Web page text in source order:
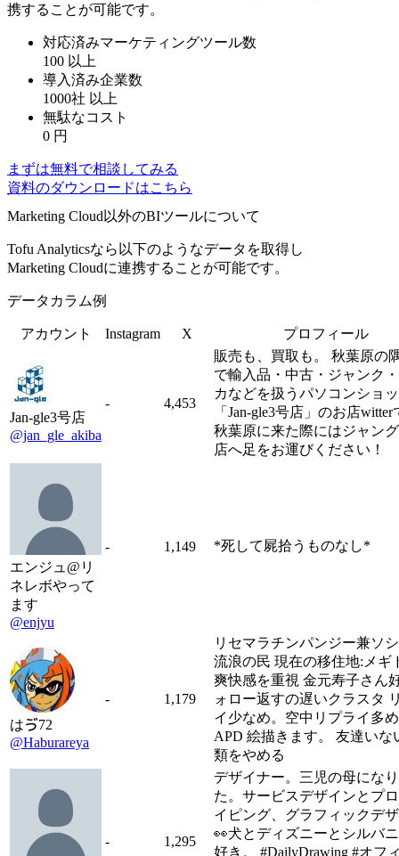
携することが可能です。
対応済みマーケティングツール数
100 以上
導入済み企業数
1000社 以上
無駄なコスト
0 円
まずは無料で相談してみる
資料のダウンロードはこちら
Marketing Cloud以外のBIツールについて
Tofu Analyticsなら以下のようなデータを取得し
Marketing Cloudに連携することが可能です。
データカラム例
アカウント Instagram X プロフィール
Jan-gle3号店
@jan_gle_akiba
- 4,453
販売も、買取も。 秋葉原の
で輸入品・中古・ジャンク
カなどを扱うパソコンショ
「Jan-gle3号店」のお店
秋葉原に来た際にはジャン
店へ足をお運びください！
エンジュ@リ
ネレボやって
ます
@enjyu
- 1,149 *死して屍拾うものなし*
はゔ72
@Haburareya
- 1,179
リセマラチンパンジー兼ソ
流浪の民 現在の移住地:メギ
爽快感を重視 金元寿子さん
ォロー返すの遅いクラスタ
イ少なめ。空中リプライ多
APD 絵描きます。 友達いな
類をやめる
- 1,295
デザイナー。三児の母にな
た。サービスデザインとプ
イピング、グラフィックデ
👀犬とディズニーとシルバ
好き。 #DailyDrawing #オフ